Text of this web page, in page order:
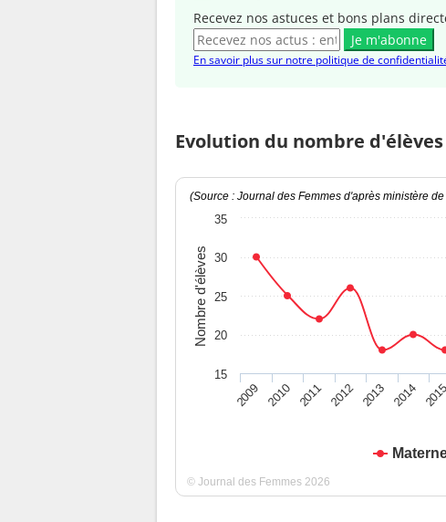
Recevez nos astuces et bons plans
Je m'abonne
En savoir plus sur notre politique de
Evolution du nombre
Nombre d'élèves
(Source : Journal des Femmes d'après ministère
2009 2010 2011 2012 2013 2014 2015
15
20
25
30
35
© Journal des Femmes 2026